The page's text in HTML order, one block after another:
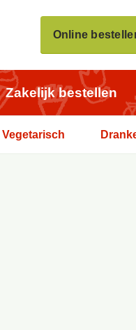
Online
Zakelijk bestellen
Vegetarisch